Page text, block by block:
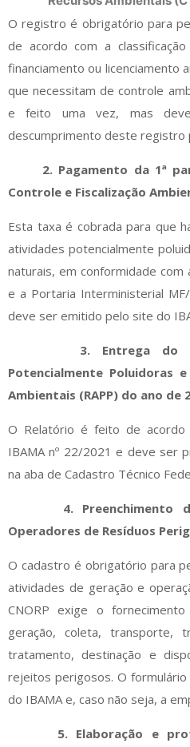
O registro é obrigatório para
de acordo com a
financiamento ou licenciamento
que necessitam de controle
e feito uma vez, mas
descumprimento deste registro
2. Pagamento da 1ª
Controle e Fiscalização
Esta taxa é cobrada para que
atividades potencialmente
naturais, em conformidade com
e a Portaria Interministerial
deve ser emitido pelo site do
3. Entrega do
Potencialmente Poluidoras
Ambientais (RAPP) do ano de
O Relatório é feito de acordo
IBAMA nº 22/2021 e deve ser
na aba de Cadastro Técnico
4. Preenchimento do
Operadores de Resíduos
O cadastro é obrigatório para
atividades de geração e
CNORP exige o
geração, coleta, transporte,
tratamento, destinação e
rejeitos perigosos. O
do IBAMA e, caso não seja, a
5. Elaboração e